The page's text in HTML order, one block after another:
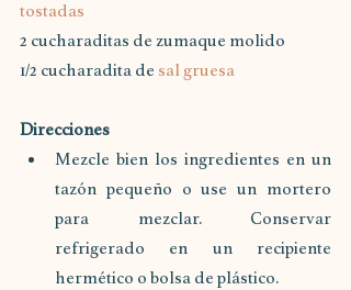
tostadas
2 cucharaditas de zumaque molido
1/2 cucharadita de sal gruesa
Direcciones
Mezcle bien los ingredientes en un
tazón pequeño o use un mortero
para mezclar. Conservar
refrigerado en un recipiente
hermético o bolsa de plástico.